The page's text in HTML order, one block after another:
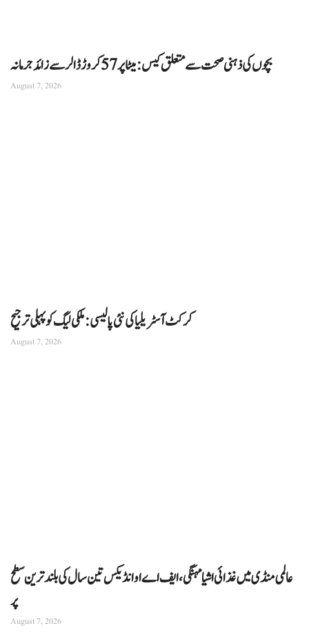
بچوں کی ذہنی صحت سے متعلق کیس: میٹا پر 57 کروڑ ڈالر سے زائد جرمانہ
August 7, 2026
کرکٹ آسٹریلیا کی نئی پالیسی: ملکی لیگ کو پہلی ترجیح
August 7, 2026
عالمی منڈی میں غذائی اشیا مہنگی، ایف اے او انڈیکس تین سال کی بلند ترین سطح
پر
August 7, 2026